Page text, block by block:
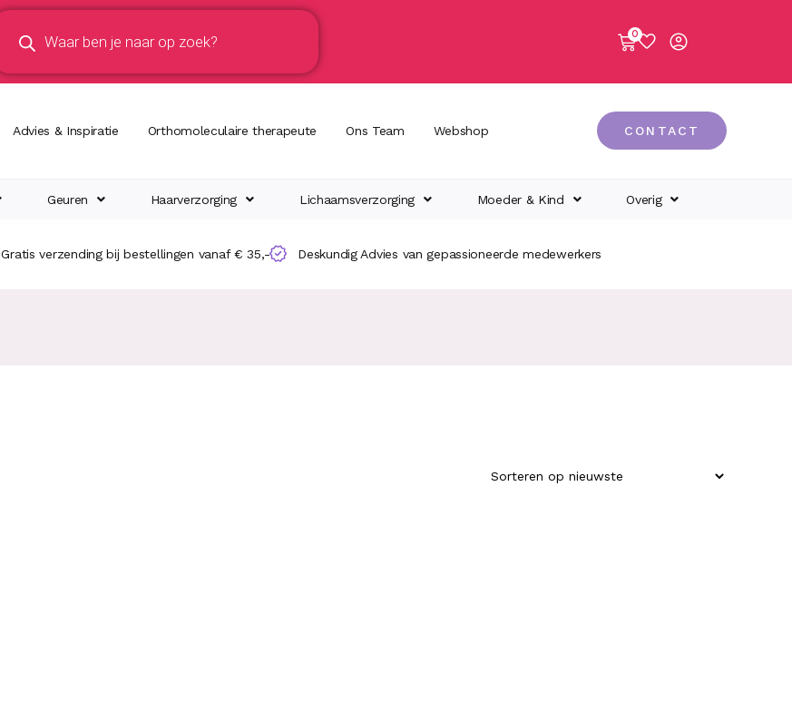
0
Advies & Inspiratie Orthomoleculaire therapeute Ons Team Webshop CONTACT
Geuren Haarverzorging Lichaamsverzorging Moeder & Kind Overig
Gratis verzending bij bestellingen vanaf € 35,- Deskundig Advies van gepassioneerde medewerkers